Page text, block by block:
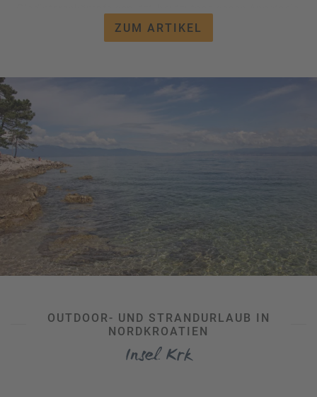
Elton John und Luciano Pavarotti hier Konzerte. Fernab des
Stadtlebens sind die charmanten, urigen Ortschaften im
Kirchen, Kathedralen und engen Gassen der Dörfer lässt
sich das kulturelle Erbe Kroatiens hautnah erleben.
ZUM ARTIKEL
OUTDOOR- UND STRANDURLAUB IN
NORDKROATIEN
Insel Krk